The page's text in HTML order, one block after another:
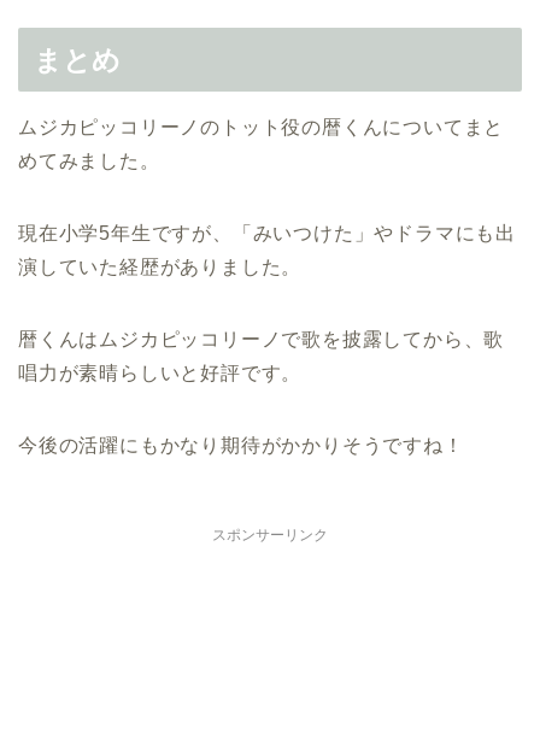
まとめ
ムジカピッコリーノのトット役の暦くんについてまと
めてみました。
現在小学5年生ですが、「みいつけた」やドラマにも出
演していた経歴がありました。
暦くんはムジカピッコリーノで歌を披露してから、歌
唱力が素晴らしいと好評です。
今後の活躍にもかなり期待がかかりそうですね！
スポンサーリンク